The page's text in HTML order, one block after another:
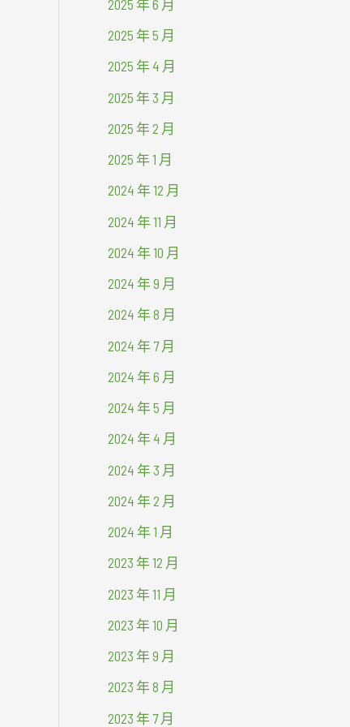
2025 年 6 月
2025 年 5 月
2025 年 4 月
2025 年 3 月
2025 年 2 月
2025 年 1 月
2024 年 12 月
2024 年 11 月
2024 年 10 月
2024 年 9 月
2024 年 8 月
2024 年 7 月
2024 年 6 月
2024 年 5 月
2024 年 4 月
2024 年 3 月
2024 年 2 月
2024 年 1 月
2023 年 12 月
2023 年 11 月
2023 年 10 月
2023 年 9 月
2023 年 8 月
2023 年 7 月